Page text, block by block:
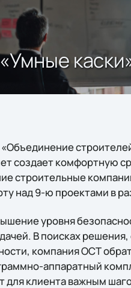
создает комфортную
строительные
над 9-ю проектами в
уровня
В поисках
компания ОСТ
аппаратный
для клиента важным